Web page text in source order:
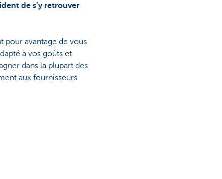
de s’y retrouver
pour avantage de vous
à vos goûts et
dans la plupart des
aux fournisseurs